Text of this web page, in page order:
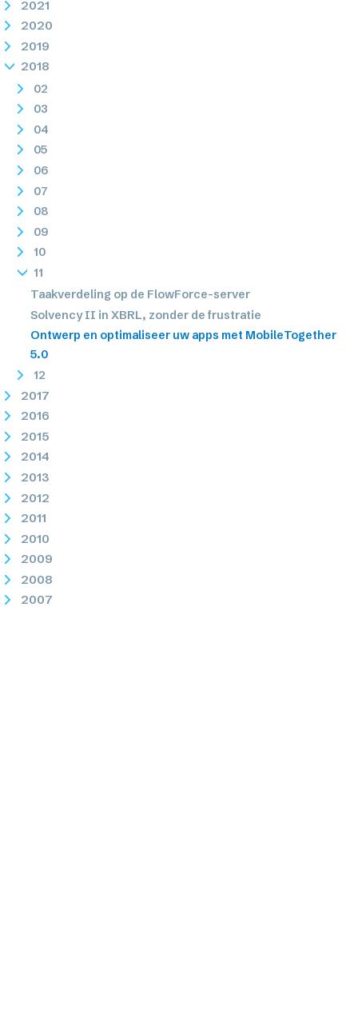
2021
2020
2019
2018
02
03
04
05
06
07
08
09
10
11
Taakverdeling op de FlowForce-server
Solvency II in XBRL, zonder de frustratie
Ontwerp en optimaliseer uw apps met MobileTogether
5.0
12
2017
2016
2015
2014
2013
2012
2011
2010
2009
2008
2007